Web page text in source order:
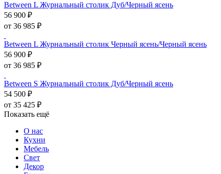
Between L Журнальный столик Дуб/Черный ясень
56 900 ₽
от 36 985 ₽
Between L Журнальный столик Черный ясень/Черный ясень
56 900 ₽
от 36 985 ₽
Between S Журнальный столик Дуб/Черный ясень
54 500 ₽
от 35 425 ₽
Показать ещё
О нас
Кухни
Мебель
Свет
Декор